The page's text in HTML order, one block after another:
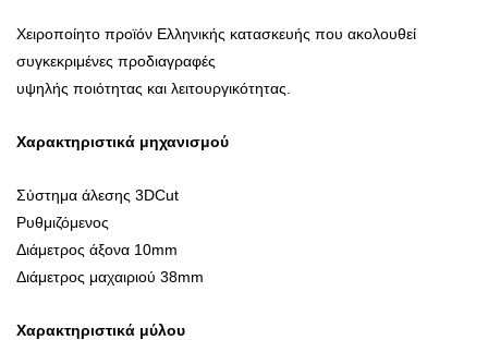
Χειροποίητο προϊόν Ελληνικής κατασκευής που ακολουθεί
συγκεκριμένες προδιαγραφές
υψηλής ποιότητας και λειτουργικότητας.
Χαρακτηριστικά μηχανισμού
Σύστημα άλεσης 3DCut
Ρυθμιζόμενος
Διάμετρος άξονα 10mm
Διάμετρος μαχαιριού 38mm
Χαρακτηριστικά μύλου